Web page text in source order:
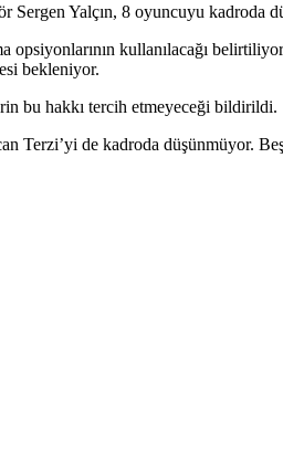
Sergen Yalçın, 8 oyuncuyu kadroda
opsiyonlarının kullanılacağı
bekleniyor.
bu hakkı tercih etmeyeceği bildirildi.
Terzi’yi de kadroda düşünmüyor.